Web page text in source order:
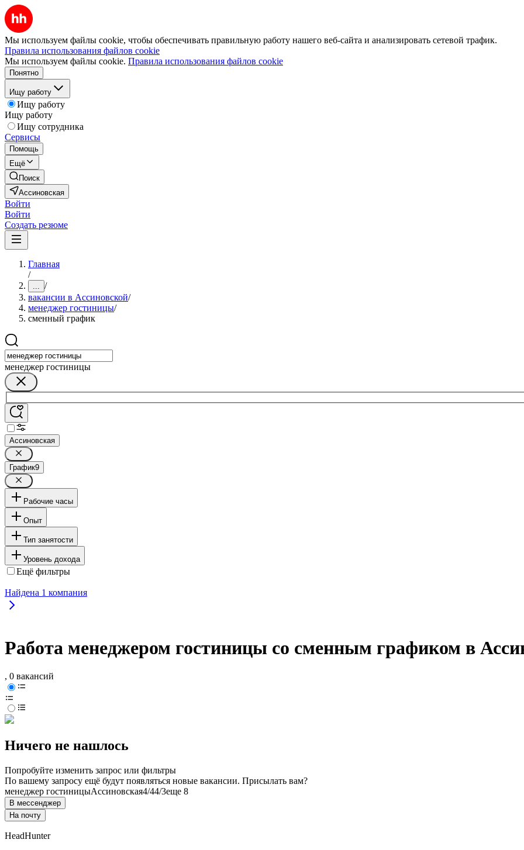
Мы используем файлы cookie, чтобы обеспечивать правильную работу нашего веб-сайта и анализировать сетевой трафик.
Правила использования файлов cookie
Мы используем файлы cookie. Правила использования файлов cookie
Понятно
Ищу работу
Ищу работу
Ищу работу
Ищу сотрудника
Сервисы
Помощь
Ещё
Поиск
Ассиновская
Войти
Войти
Создать резюме
Главная
/
... /
вакансии в Ассиновской/
менеджер гостиницы/
сменный график
менеджер гостиницы
Ассиновская
График9
Рабочие часы
Опыт
Тип занятости
Уровень дохода
Ещё фильтры
Найдена 1 компания
Работа менеджером гостиницы со сменным графиком в
, 0 вакансий
Ничего не нашлось
Попробуйте изменить запрос или фильтры
По вашему запросу ещё будут появляться новые вакансии. Присылать вам?
менеджер гостиницыАссиновская4/44/3еще 8
В мессенджер
На почту
HeadHunter